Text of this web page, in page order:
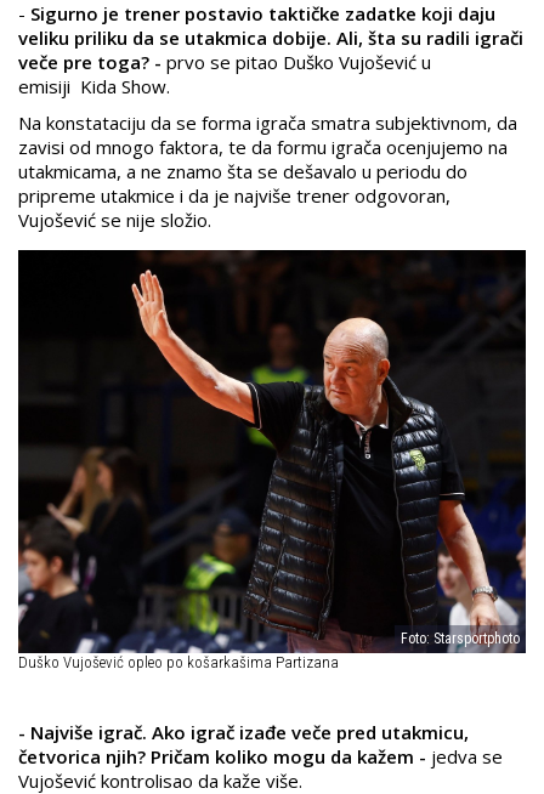
- Sigurno je trener postavio taktičke zadatke koji daju
veliku priliku da se utakmica dobije. Ali, šta su radili igrači
veče pre toga? - prvo se pitao Duško Vujošević u
emisiji Kida Show.
Na konstataciju da se forma igrača smatra subjektivnom, da
zavisi od mnogo faktora, te da formu igrača ocenjujemo na
utakmicama, a ne znamo šta se dešavalo u periodu do
pripreme utakmice i da je najviše trener odgovoran,
Vujošević se nije složio.
Foto: Starsportphoto
Duško Vujošević opleo po košarkašima Partizana
- Najviše igrač. Ako igrač izađe veče pred utakmicu,
četvorica njih? Pričam koliko mogu da kažem - jedva se
Vujošević kontrolisao da kaže više.